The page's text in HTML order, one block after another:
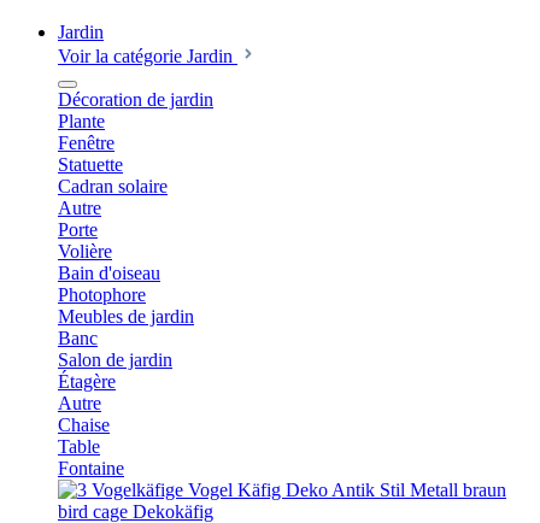
Jardin
Voir la catégorie Jardin
Décoration de jardin
Plante
Fenêtre
Statuette
Cadran solaire
Autre
Porte
Volière
Bain d'oiseau
Photophore
Meubles de jardin
Banc
Salon de jardin
Étagère
Autre
Chaise
Table
Fontaine